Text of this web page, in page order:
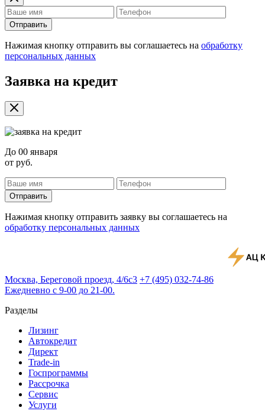
Отправить
Нажимая кнопку отправить вы соглашаетесь на обработку
персональных данных
Заявка на кредит
До 00 января
от руб.
Отправить
Нажимая кнопку отправить заявку вы соглашаетесь на
обработку персональных данных
Москва, Береговой проезд, 4/6с3 +7 (495) 032-74-86
Ежедневно с 9-00 до 21-00.
Разделы
Лизинг
Автокредит
Директ
Trade-in
Госпрограммы
Рассрочка
Сервис
Услуги